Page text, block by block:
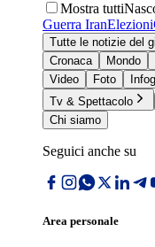
Mostra tutti
Guerra IranElezioni
Tutte le notizie del
Cronaca
Mondo
Video
Foto
Tv & Spettacolo
Chi siamo
Seguici anche su
Area personale